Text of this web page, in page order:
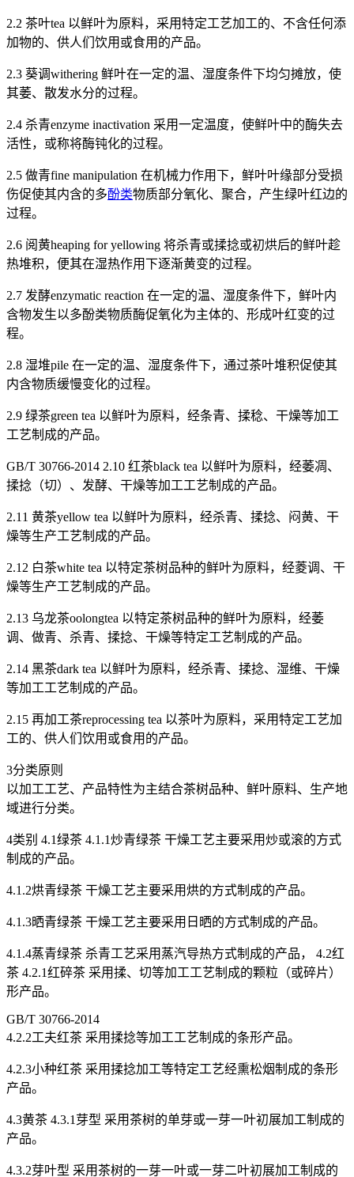
2.2 茶叶tea 以鲜叶为原料，采用特定工艺加工的、不含任何添
加物的、供人们饮用或食用的产品。
2.3 葵调withering 鲜叶在一定的温、湿度条件下均匀摊放，使
其萎、散发水分的过程。
2.4 杀青enzyme inactivation 采用一定温度，使鲜叶中的酶失去
活性，或称将酶钝化的过程。
2.5 做青fine manipulation 在机械力作用下，鲜叶叶缘部分受损
伤促使其内含的多酚类物质部分氧化、聚合，产生绿叶红边的
过程。
2.6 阅黄heaping for yellowing 将杀青或揉捻或初烘后的鲜叶趁
热堆积，便其在湿热作用下逐渐黄变的过程。
2.7 发酵enzymatic reaction 在一定的温、湿度条件下，鲜叶内
含物发生以多酚类物质酶促氧化为主体的、形成叶红变的过
程。
2.8 湿堆pile 在一定的温、湿度条件下，通过茶叶堆积促使其
内含物质缓慢变化的过程。
2.9 绿茶green tea 以鲜叶为原料，经条青、揉稔、干燥等加工
工艺制成的产品。
GB/T 30766-2014 2.10 红茶black tea 以鲜叶为原料，经萎凋、
揉捻（切）、发酵、干燥等加工工艺制成的产品。
2.11 黄茶yellow tea 以鲜叶为原料，经杀青、揉捻、闷黄、干
燥等生产工艺制成的产品。
2.12 白茶white tea 以特定茶树品种的鲜叶为原料，经菱调、干
燥等生产工艺制成的产品。
2.13 乌龙茶oolongtea 以特定茶树品种的鲜叶为原料，经萎
调、做青、杀青、揉捻、干燥等特定工艺制成的产品。
2.14 黑茶dark tea 以鲜叶为原料，经杀青、揉捻、湿维、干燥
等加工工艺制成的产品。
2.15 再加工茶reprocessing tea 以茶叶为原料，采用特定工艺加
工的、供人们饮用或食用的产品。
3分类原则
以加工工艺、产品特性为主结合茶树品种、鲜叶原料、生产地
域进行分类。
4类别 4.1绿茶 4.1.1炒青绿茶 干燥工艺主要采用炒或滚的方式
制成的产品。
4.1.2烘青绿茶 干燥工艺主要采用烘的方式制成的产品。
4.1.3晒青绿茶 干燥工艺主要采用日晒的方式制成的产品。
4.1.4蒸青绿茶 杀青工艺采用蒸汽导热方式制成的产品， 4.2红
茶 4.2.1红碎茶 采用揉、切等加工工艺制成的颗粒（或碎片）
形产品。
GB/T 30766-2014
4.2.2工夫红茶 采用揉捻等加工工艺制成的条形产品。
4.2.3小种红茶 采用揉捻加工等特定工艺经熏松烟制成的条形
产品。
4.3黄茶 4.3.1芽型 采用茶树的单芽或一芽一叶初展加工制成的
产品。
4.3.2芽叶型 采用茶树的一芽一叶或一芽二叶初展加工制成的